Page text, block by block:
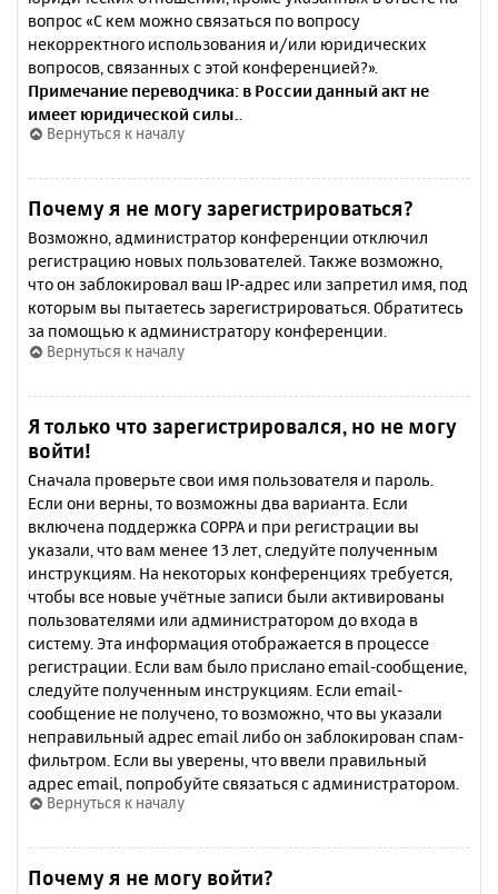
вопрос «С кем можно связаться по вопросу
некорректного использования и/или юридических
вопросов, связанных с этой конференцией?».
Примечание переводчика: в России данный акт не
имеет юридической силы.
Вернуться к началу
Почему я не могу зарегистрироваться?
Возможно, администратор конференции отключил
регистрацию новых пользователей. Также возможно,
что он заблокировал ваш IP-адрес или запретил имя, под
которым вы пытаетесь зарегистрироваться. Обратитесь
за помощью к администратору конференции.
Вернуться к началу
Я только что зарегистрировался, но не могу
войти!
Сначала проверьте свои имя пользователя и пароль.
Если они верны, то возможны два варианта. Если
включена поддержка COPPA и при регистрации вы
указали, что вам менее 13 лет, следуйте полученным
инструкциям. На некоторых конференциях требуется,
чтобы все новые учётные записи были активированы
пользователями или администратором до входа в
систему. Эта информация отображается в процессе
регистрации. Если вам было прислано email-сообщение,
следуйте полученным инструкциям. Если email-
сообщение не получено, то возможно, что вы указали
неправильный адрес email либо он заблокирован спам-
фильтром. Если вы уверены, что ввели правильный
адрес email, попробуйте связаться с администратором.
Вернуться к началу
Почему я не могу войти?